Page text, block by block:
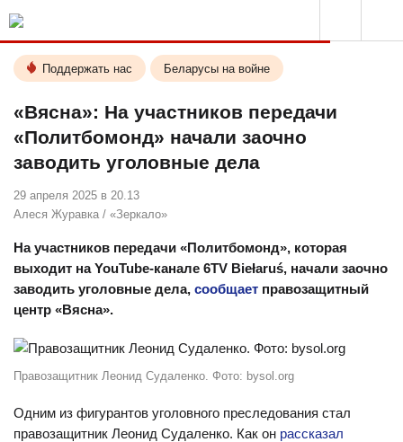
Поддержать нас Беларусы на войне
«Вясна»: На участников передачи
«Политбомонд» начали заочно
заводить уголовные дела
29 апреля 2025 в 20.13
Алеся Журавка / «Зеркало»
На участников передачи «Политбомонд», которая
выходит на YouTube-канале 6TV Biełaruś, начали заочно
заводить уголовные дела, сообщает правозащитный
центр «Вясна».
Правозащитник Леонид Судаленко. Фото: bysol.org
Одним из фигурантов уголовного преследования стал
правозащитник Леонид Судаленко. Как он рассказал